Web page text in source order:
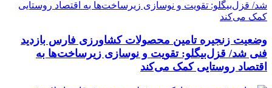
وضعیت زنجیره تامین محصولات کشاورزی فارس بازدید
فنی شد/ قزل‌بیگلو: تقویت و نوسازی زیرساخت‌ها به
اقتصاد روستایی کمک می‌کند